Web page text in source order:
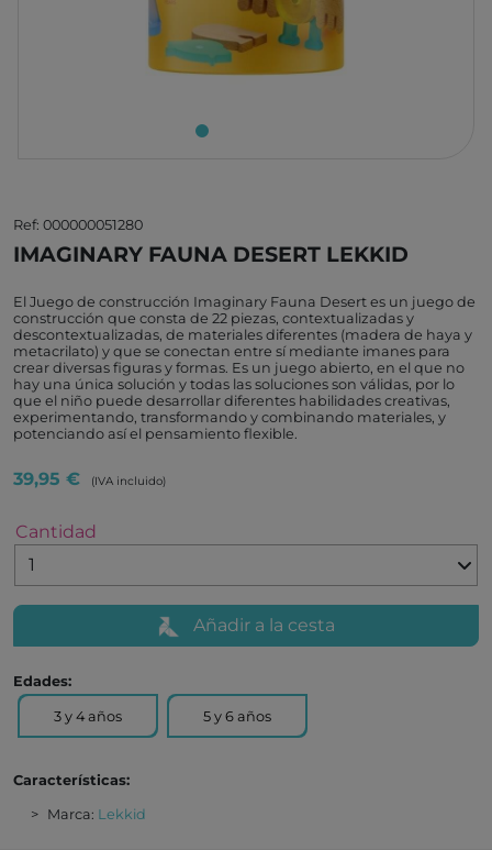
Ref: 000000051280
IMAGINARY FAUNA DESERT LEKKID
El Juego de construcción Imaginary Fauna Desert es un juego de
construcción que consta de 22 piezas, contextualizadas y
descontextualizadas, de materiales diferentes (madera de haya y
metacrilato) y que se conectan entre sí mediante imanes para
crear diversas figuras y formas. Es un juego abierto, en el que no
hay una única solución y todas las soluciones son válidas, por lo
que el niño puede desarrollar diferentes habilidades creativas,
experimentando, transformando y combinando materiales, y
potenciando así el pensamiento flexible.
39,95 € (IVA incluido)
Cantidad
Añadir a la cesta
Edades:
3 y 4 años 5 y 6 años
Características:
Marca: Lekkid